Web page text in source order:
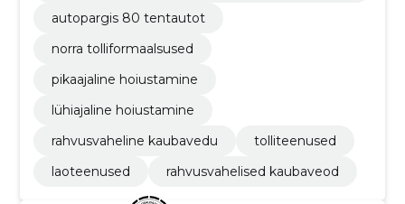
autopargis 80 tentautot
norra tolliformaalsused
pikaajaline hoiustamine
lühiajaline hoiustamine
rahvusvaheline kaubavedu
tolliteenused
laoteenused
rahvusvahelised kaubaveod